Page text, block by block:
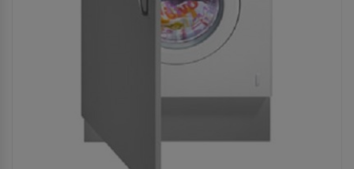
ở Đồng Nai đã mua chậu vòi rửa bát cách đây 3